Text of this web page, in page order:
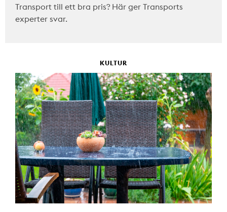
Transport till ett bra pris? Här ger Transports
experter svar.
KULTUR